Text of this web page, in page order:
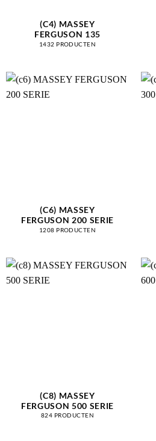
(C4) MASSEY
FERGUSON 135
1432 PRODUCTEN
(C6) MASSEY
FERGUSON 200 SERIE
1208 PRODUCTEN
(C8) MASSEY
FERGUSON 500 SERIE
824 PRODUCTEN